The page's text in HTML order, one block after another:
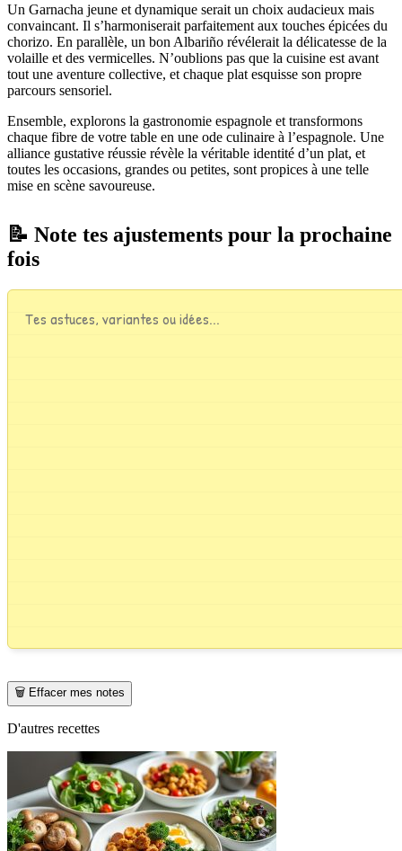
Un Garnacha jeune et dynamique serait un choix audacieux mais
convaincant. Il s’harmoniserait parfaitement aux touches épicées du
chorizo. En parallèle, un bon Albariño révélerait la délicatesse de la
volaille et des vermicelles. N’oublions pas que la cuisine est avant
tout une aventure collective, et chaque plat esquisse son propre
parcours sensoriel.
Ensemble, explorons la gastronomie espagnole et transformons
chaque fibre de votre table en une ode culinaire à l’espagnole. Une
alliance gustative réussie révèle la véritable identité d’un plat, et
toutes les occasions, grandes ou petites, sont propices à une telle
mise en scène savoureuse.
📝 Note tes ajustements pour la prochaine
fois
🗑️ Effacer mes notes
D'autres recettes